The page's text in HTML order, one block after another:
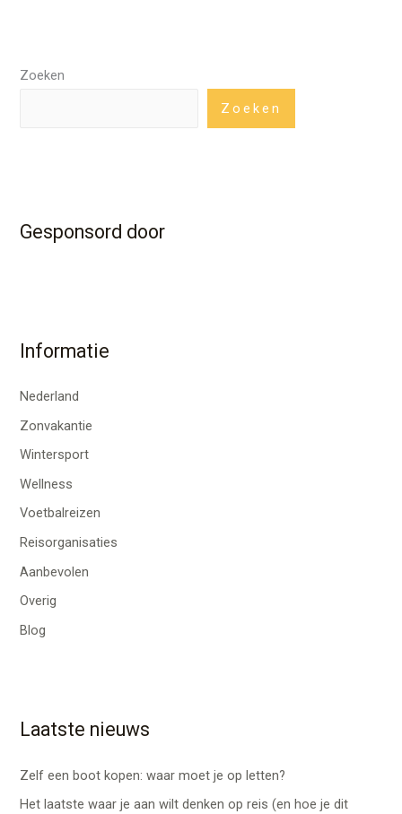
Zoeken
Zoeken
Gesponsord door
Informatie
Nederland
Zonvakantie
Wintersport
Wellness
Voetbalreizen
Reisorganisaties
Aanbevolen
Overig
Blog
Laatste nieuws
Zelf een boot kopen: waar moet je op letten?
Het laatste waar je aan wilt denken op reis (en hoe je dit